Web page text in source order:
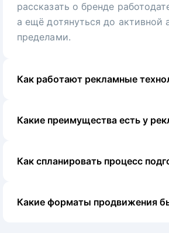
рассказать о бренде
а ещё дотянуться до активной
пределами.
Как работают рекламные
Какие преимущества есть у
Как спланировать процесс
Какие форматы продвижения